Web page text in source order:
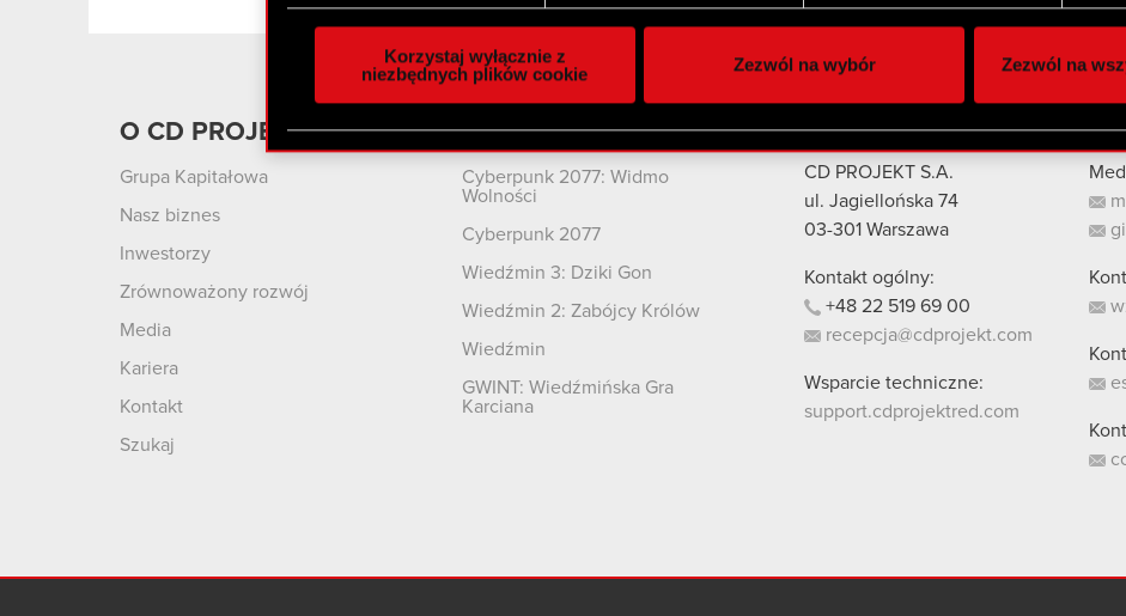
Wykorzystujemy pliki cookie do spersonalizowania treści i reklam, aby oferować funkcje
społecznościowym, reklamowym i analitycznym. Partnerzy mogą połączyć te informacje z
otrzymanymi od Ciebie lub uzyskanymi podczas korzystania z ich usług. Kontynuując
zgadasz się na używanie plików cookie.
Korzystaj wyłącznie z
niezbędnych plików cookie
Zezwól na wybór Zezwól na
O CD PROJEKT
Grupa Kapitałowa
Nasz biznes
Inwestorzy
Zrównoważony rozwój
Media
Kariera
Kontakt
Szukaj
Produkty
Cyberpunk 2077: Widmo
Wolności
Cyberpunk 2077
Wiedźmin 3: Dziki Gon
Wiedźmin 2: Zabójcy Królów
Wiedźmin
GWINT: Wiedźmińska Gra
Karciana
Kontakt
CD PROJEKT S.A.
ul. Jagiellońska 74
03-301 Warszawa
Kontakt ogólny:
+48 22 519 69 00
recepcja@cdprojekt.com
Wsparcie techniczne:
support.cdprojektred.com